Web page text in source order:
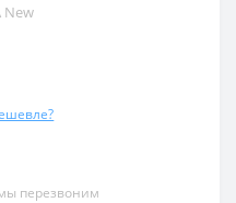
New
перезвоним